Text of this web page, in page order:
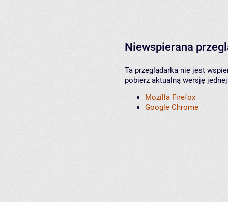
Niewspierana
Ta przeglądarka nie jest
pobierz aktualną wersję
Mozilla Firefox
Google Chrome